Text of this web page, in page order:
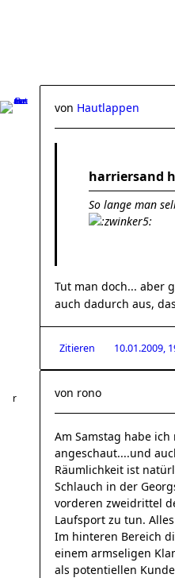
von Hautlappen
harriersand
So lange man
Tut man doch... aber
auch dadurch aus,
Zitieren 10.01.2009,
von rono
Am Samstag habe ich
angeschaut....und
Räumlichkeit ist
Schlauch in der
vorderen zweidrittel
Laufsport zu tun.
Im hinteren Bereich
einem armseligen
als potentiellen